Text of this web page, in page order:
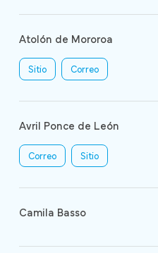
Atolón de Mororoa
Sitio Correo
Avril Ponce de León
Correo Sitio
Camila Basso